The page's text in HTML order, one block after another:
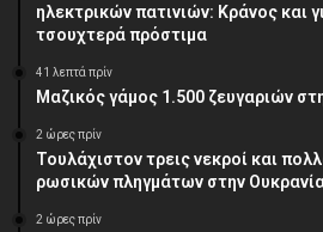
ηλεκτρικών πατινιών: Κράνος και
τσουχτερά πρόστιμα
41 λεπτά πρίν
Μαζικός γάμος 1.500 ζευγαριών
2 ώρες πρίν
Τουλάχιστον τρεις νεκροί και
ρωσικών πληγμάτων στην
2 ώρες πρίν